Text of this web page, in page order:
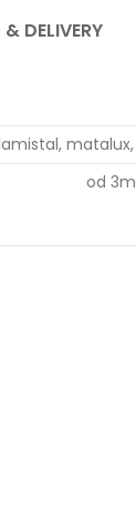
DELIVERY
matalux,
od